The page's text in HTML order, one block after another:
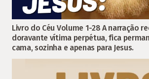
Livro do Céu Volume 1-28 A narração
doravante vítima perpétua, fica
cama, sozinha e apenas para Jesus.